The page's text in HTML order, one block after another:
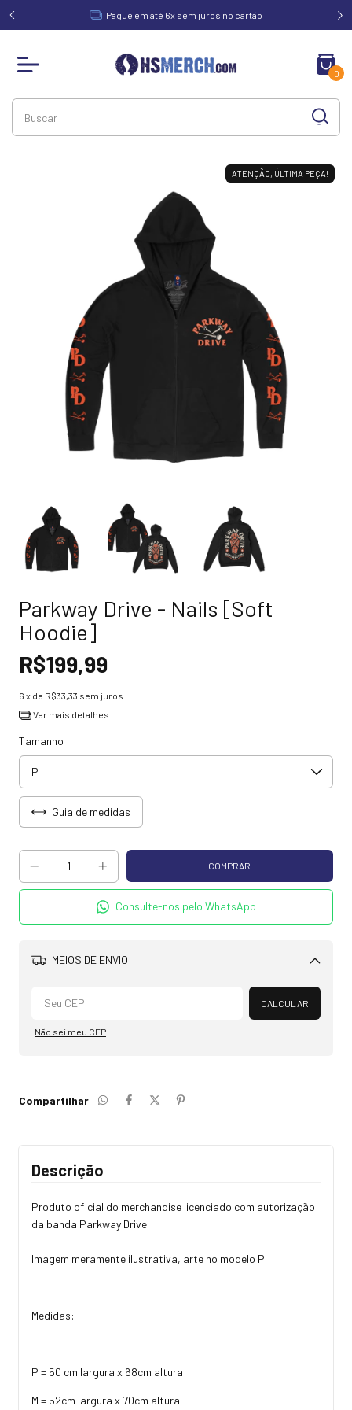
de Pague em até 6x sem juros no cartão
0
ATENÇÃO, ÚLTIMA PEÇA!
Parkway Drive - Nails [Soft
Hoodie]
R$199,99
6 x de R$33,33 sem juros
Ver mais detalhes
Tamanho
Guia de medidas
Consulte-nos pelo WhatsApp
MEIOS DE ENVIO
Alterar CEP
CALCULAR
Não sei meu CEP
Compartilhar
Descrição
Produto oficial do merchandise licenciado com autorização
da banda Parkway Drive.
Imagem meramente ilustrativa, arte no modelo P
Medidas:
P = 50 cm largura x 68cm altura
M = 52cm largura x 70cm altura